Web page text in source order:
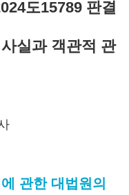
도15789 판결
실과 객관적 관
관한 대법원의